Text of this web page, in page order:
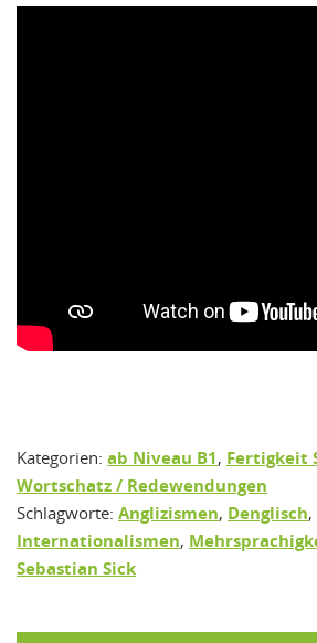
Kategorien: ab Niveau B1, Fertigkeit
Wortschatz / Redewendungen
Schlagworte: Anglizismen, Denglisch,
Internationalismen,
Sebastian Sick